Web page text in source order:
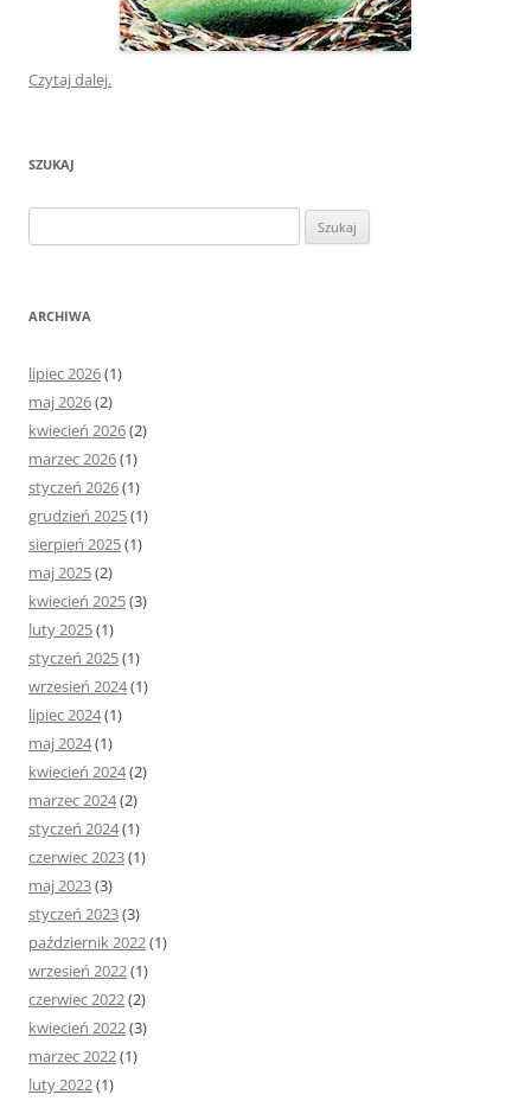
Czytaj dalej.
SZUKAJ
ARCHIWA
lipiec 2026(1)
maj 2026(2)
kwiecień 2026(2)
marzec 2026(1)
styczeń 2026(1)
grudzień 2025(1)
sierpień 2025(1)
maj 2025(2)
kwiecień 2025(3)
luty 2025(1)
styczeń 2025(1)
wrzesień 2024(1)
lipiec 2024(1)
maj 2024(1)
kwiecień 2024(2)
marzec 2024(2)
styczeń 2024(1)
czerwiec 2023(1)
maj 2023(3)
styczeń 2023(3)
październik 2022(1)
wrzesień 2022(1)
czerwiec 2022(2)
kwiecień 2022(3)
marzec 2022(1)
luty 2022(1)